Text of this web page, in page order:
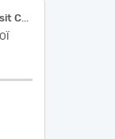
Сольвент Хімтрейд, 4 л, шпаклівка Ceresit CT 29, 25 кг